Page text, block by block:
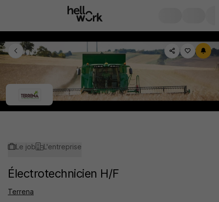
Le job L'entreprise
Électrotechnicien H/F
Terrena